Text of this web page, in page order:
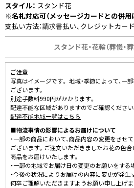
スタイル： スタンド花
※名札対応可（メッセージカードとの併用
支払い方法：請求書払い、クレジットカー
スタンド花・花輪（葬儀・
ご注意
写真はイメージです。 地域・季節によって、一
ございます。
別途手数料990円がかかります。
配達不能な区域がありますのでご確認ください
配達不能地域一覧はこちら
■物流事情の影響によるお届けについて
・一部の商品において、商品内容の変更をさせ
ございます。ご注文いただきましたお花の色
商品をお届けいたします。
・一部の地域でお届け日の変更のお願いをする
・今後の状況によりお届けの内容に変更が発生
何卒ご理解いただきますようお願い申し上げま